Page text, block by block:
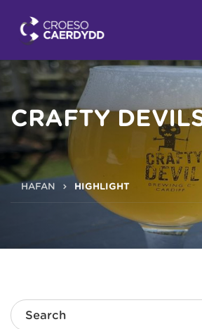
CRAFTY
HAFAN HIGHLIGHT
Search